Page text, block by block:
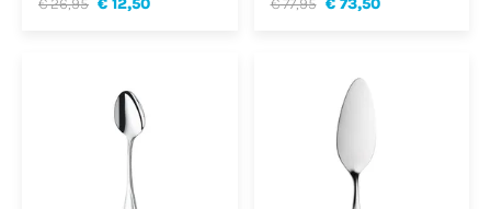
€ 26,95 € 12,50 € 77,95 € 73,50